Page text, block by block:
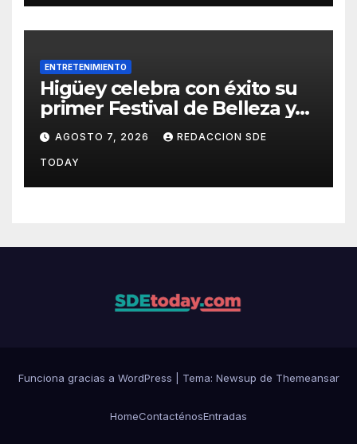
ENTRETENIMIENTO
Higüey celebra con éxito su
primer Festival de Belleza y
Emprendimiento
AGOSTO 7, 2026 REDACCION SDE
TODAY
Funciona gracias a WordPress Tema: Newsup de Themeansar
HomeContacténosEntradas